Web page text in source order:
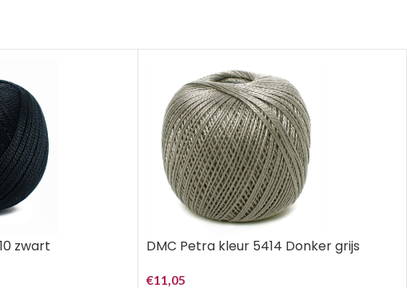
zwart DMC Petra kleur 5414 Donker grijs
€11,05